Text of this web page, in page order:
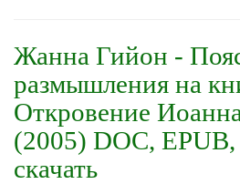
Жанна Гийон -
размышления на
Откровение
(2005) DOC,
скачать